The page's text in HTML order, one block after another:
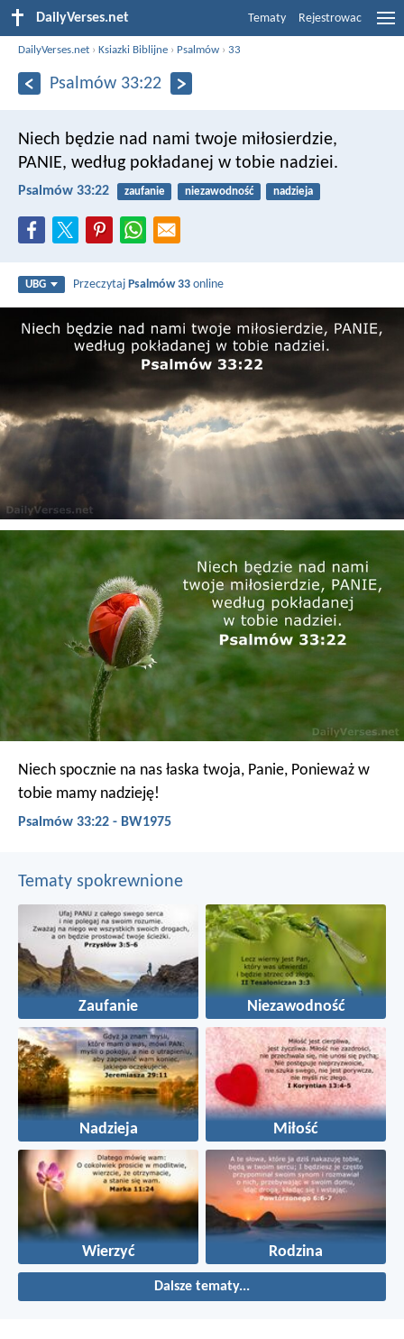
DailyVerses.net Tematy Rejestrowac
DailyVerses.net ›Ksiazki Biblijne › Psalmów ›33
Psalmów 33:22
Niech będzie nad nami twoje miłosierdzie,
PANIE, według pokładanej w tobie nadziei.
Psalmów 33:22 zaufanie niezawodność nadzieja
UBG PrzeczytajPsalmów 33 online
Niech spocznie na nas łaska twoja, Panie, Ponieważ w
tobie mamy nadzieję!
Psalmów 33:22 - BW1975
Tematy spokrewnione
Zaufanie Niezawodność
Nadzieja Miłość
Wierzyć Rodzina
Dalsze tematy...